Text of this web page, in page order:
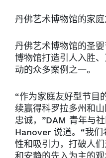
丹佛艺术博物馆的家
丹佛艺术博物馆的圣
博物馆打造引人入胜
动的众多案例之一。
“作为家庭友好型节目
续赢得科罗拉多州和
忠诚，”DAM 青年与
Hanover 说道。“我们
性和吸引力，打破人